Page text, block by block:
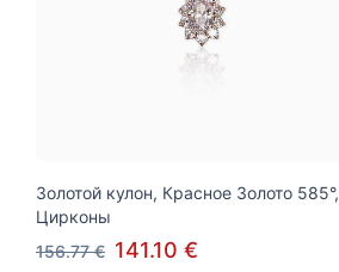
Золотой кулон, Красное Золото 585°,
Цирконы
156.77 € 141.10 €